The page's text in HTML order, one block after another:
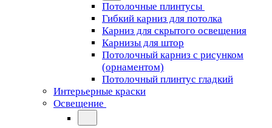
Потолочные плинтусы
Гибкий карниз для потолка
Карниз для скрытого освещения
Карнизы для штор
Потолочный карниз с рисунком
(орнаментом)
Потолочный плинтус гладкий
Интерьерные краски
Освещение